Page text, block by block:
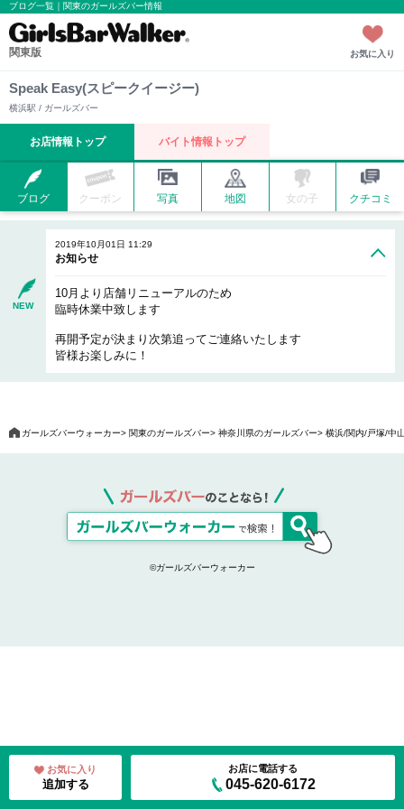
ブログ一覧｜関東のガールズバー情報
関東版 お気に入り
Speak Easy(スピークイージー)
横浜駅 / ガールズバー
お店情報トップ バイト情報トップ
ブログ クーポン 写真 地図 女の子 クチコミ
NEW
2019年10月01日 11:29
お知らせ
10月より店舗リニューアルのため
臨時休業中致します
再開予定が決まり次第追ってご連絡いたします
皆様お楽しみに！
お気に入り
追加する
お店に電話する
045-620-6172
ガールズバーウォーカー 関東のガールズバー 神奈川県のガールズバー 横浜/関内/戸塚/中
©ガールズバーウォーカー